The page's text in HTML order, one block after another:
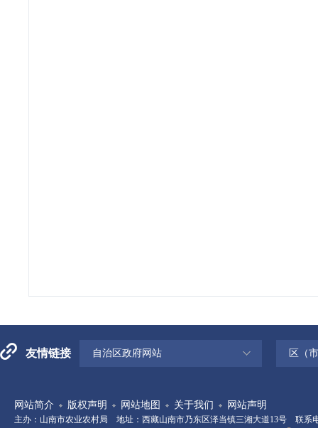
友情链接 自治区政府网站 区（
网站简介 版权声明 网站地图 关于我们 网站声明
主办：山南市农业农村局 地址：西藏山南市乃东区泽当镇三湘大道13号 联系电